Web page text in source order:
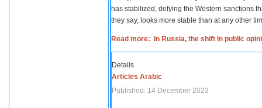
has stabilized, defying the Western sanctions
they say, looks more stable than at any other
Read more: In Russia, the shift in public
Details
Articles Arabic
Published: 14 December 2023